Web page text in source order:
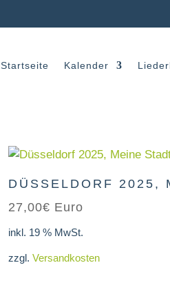
Startseite Kalender
DÜSSELDORF 2025,
27,00€ Euro
inkl. 19 % MwSt.
zzgl.Versandkosten